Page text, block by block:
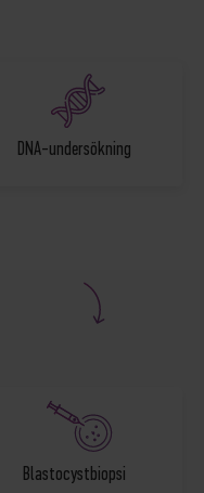
DNA-undersökning
Blastocystbiopsi